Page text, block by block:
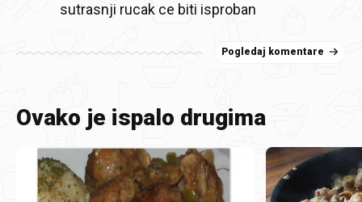
sutrasnji rucak ce biti isproban
Pogledaj komentare
Ovako je ispalo drugima